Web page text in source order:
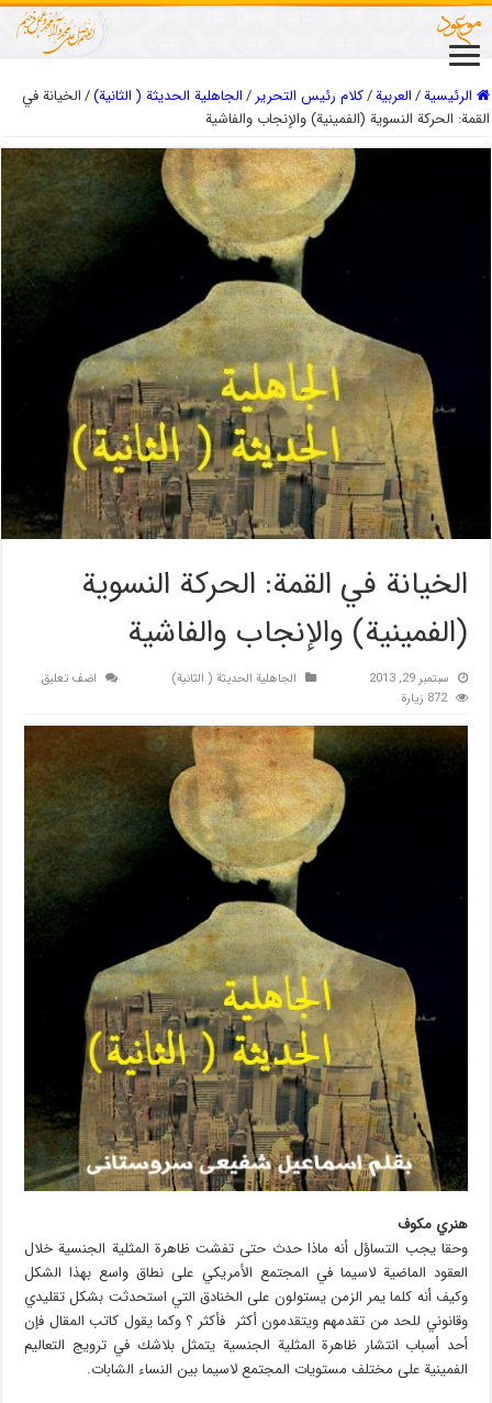
الرئيسية/العربیة/كلام رئيس التحرير/الجاهلية الحديثة ( الثانية)/الخيانة في
القمة: الحركة النسوية (الفمينية) والإنجاب والفاشية
الخيانة في القمة: الحركة النسوية
(الفمينية) والإنجاب والفاشية
سبتمبر 29, 2013 الجاهلية الحديثة ( الثانية)
اضف تعليق
872 زيارة
هنري مكوف
وحقا يجب التساؤل أنه ماذا حدث حتى تفشت ظاهرة المثلية الجنسية خلال
العقود الماضية لاسيما في المجتمع الأمريكي على نطاق واسع بهذا الشكل
وكيف أنه كلما يمر الزمن يستولون على الخنادق التي استحدثت بشكل تقليدي
وقانوني للحد من تقدمهم ويتقدمون أكثر فأكثر ؟ وكما يقول كاتب المقال فإن
أحد أسباب انتشار ظاهرة المثلية الجنسية يتمثل بلاشك في ترويج التعاليم
الفمينية على مختلف مستويات المجتمع لاسيما بين النساء الشابات.